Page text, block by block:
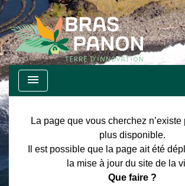
menu
La page que vous cherchez n’existe
plus disponible.
Il est possible que la page ait été
la mise à jour du site de la
Que faire ?